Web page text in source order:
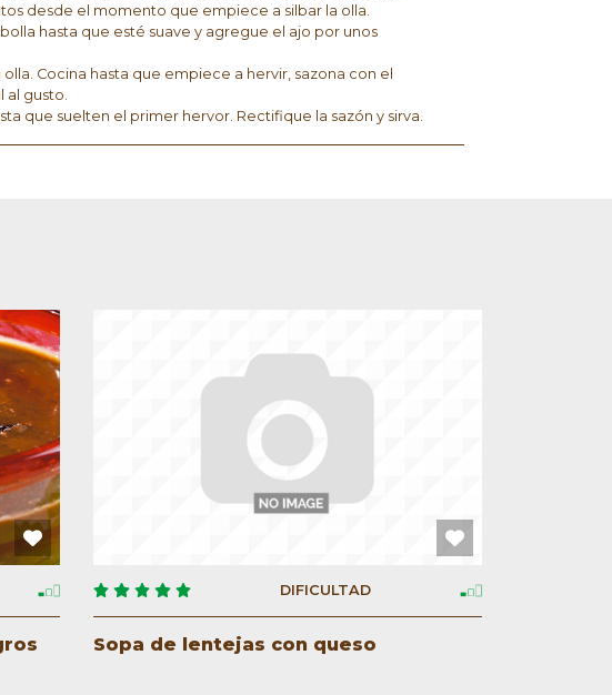
desde el momento que empiece a silbar la olla.
hasta que esté suave y agregue el ajo por unos
Cocina hasta que empiece a hervir, sazona con el
gusto.
que suelten el primer hervor. Rectifique la sazón y sirva.
DIFICULTAD
Sopa de lentejas con queso